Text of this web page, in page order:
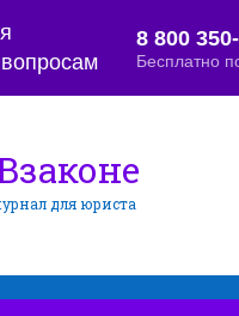
для юриста